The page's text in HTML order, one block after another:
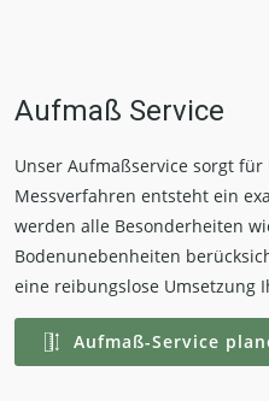
Aufmaß Service
Unser Aufmaßservice sorgt
Messverfahren entsteht ein
werden alle Besonderheiten
Bodenunebenheiten
eine reibungslose Umsetzung
Aufmaß-Service